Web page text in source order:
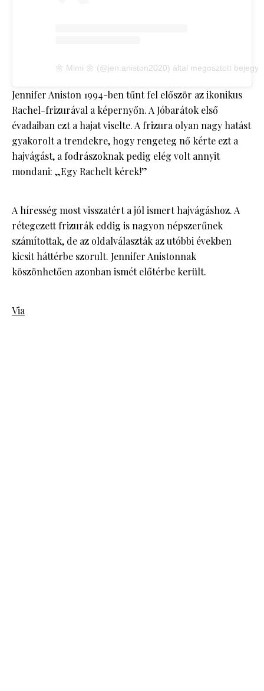
🌼 Mimi 🌼 (@jen.aniston2020) által megosztott
Jennifer Aniston 1994-ben tűnt fel először az ikonikus
Rachel-frizurával a képernyőn. A Jóbarátok első
évadaiban ezt a hajat viselte. A frizura olyan nagy hatást
gyakorolt a trendekre, hogy rengeteg nő kérte ezt a
hajvágást, a fodrászoknak pedig elég volt annyit
mondani: „Egy Rachelt kérek!”
A híresség most visszatért a jól ismert hajvágáshoz. A
rétegezett frizurák eddig is nagyon népszerűnek
számítottak, de az oldalválaszták az utóbbi években
kicsit háttérbe szorult. Jennifer Anistonnak
köszönhetően azonban ismét előtérbe került.
Via